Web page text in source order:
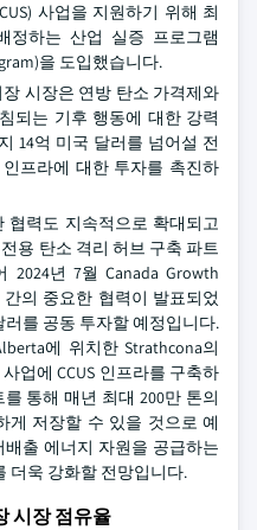
사업을 지원하기 위해 최
정하는 산업 실증 프로그램
을 도입했습니다.
시장은 연방 탄소 가격제와
되는 기후 행동에 대한 강력
14억 미국 달러를 넘어설 전
프라에 대한 투자를 촉진하
협력도 지속적으로 확대되고
용 탄소 격리 허브 구축 파트
2024년 7월 Canada Growth
간의 중요한 협력이 발표되었
를 공동 투자할 예정입니다.
에 위치한 Strathcona의
업에 CCUS 인프라를 구축하
통해 매년 최대 200만 톤의
게 저장할 수 있을 것으로 예
출 에너지 자원을 공급하는
더욱 강화할 전망입니다.
시장 점유율